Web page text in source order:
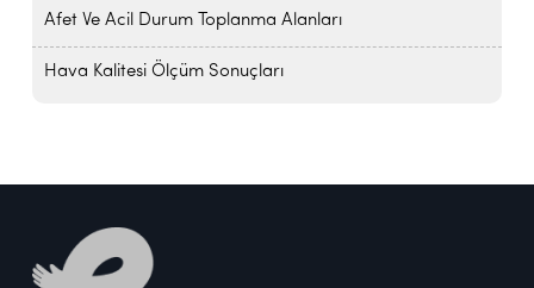
Afet Ve Acil Durum Toplanma Alanları
Hava Kalitesi Ölçüm Sonuçları